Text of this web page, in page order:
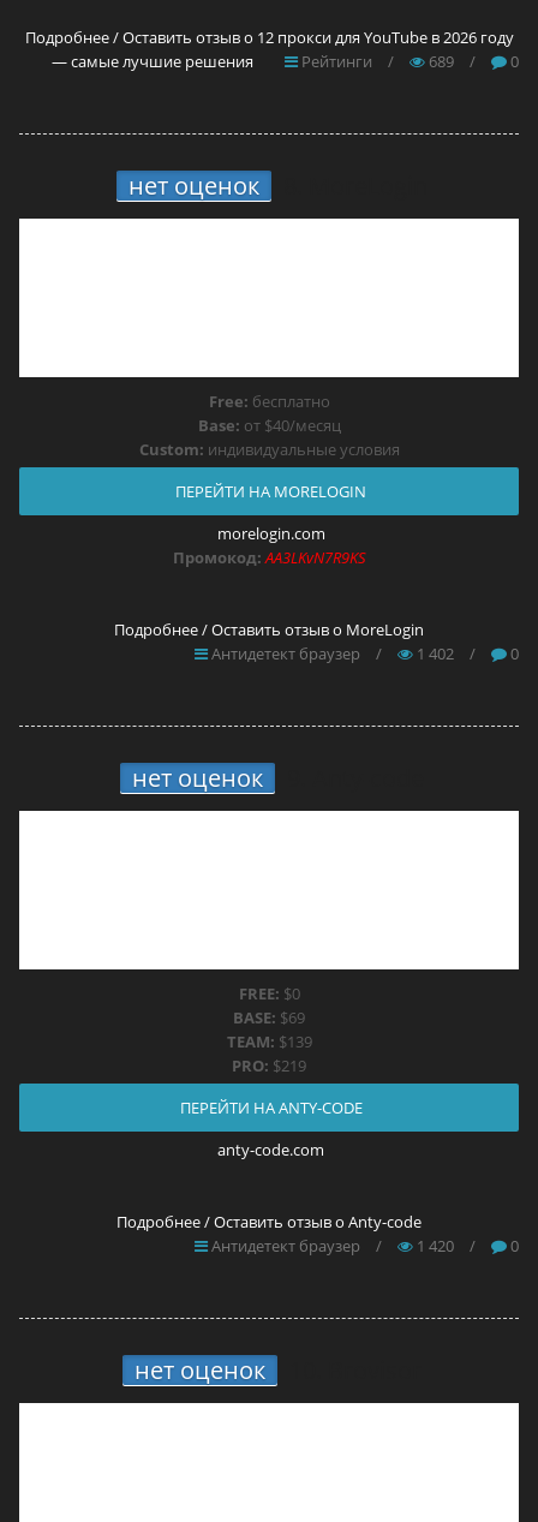
Подробнее / Оставить отзыв о 12 прокси для YouTube в 2026 году
— самые лучшие решения
Рейтинги / 689 / 0
нет оценок
Free: бесплатно
Base: от $40/месяц
Custom: индивидуальные условия
ПЕРЕЙТИ НА MORELOGIN
morelogin.com
Промокод:AA3LKvN7R9KS
Подробнее / Оставить отзыв о MoreLogin
Антидетект браузер
/ 1 402 / 0
нет оценок
FREE: $0
BASE: $69
TEAM: $139
PRO: $219
ПЕРЕЙТИ НА ANTY-CODE
anty-code.com
Подробнее / Оставить отзыв о Anty-code
Антидетект браузер
/ 1 420 / 0
нет оценок